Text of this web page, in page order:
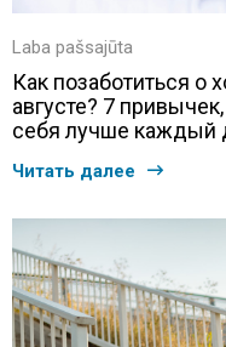
Laba pašsajūta
Как позаботиться о
августе? 7
себя лучше каждый
Читать далее